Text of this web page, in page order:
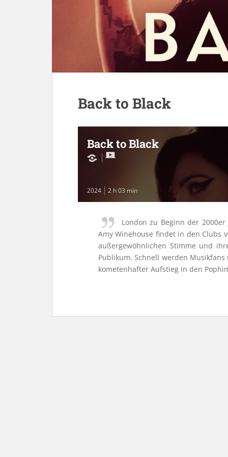
Back to Black
Back to Black
2024 2 h 03 min
London zu Beginn der
Amy Winehouse findet in den Clubs
außergewöhnlichen Stimme und
Publikum. Schnell werden
kometenhafter Aufstieg in den